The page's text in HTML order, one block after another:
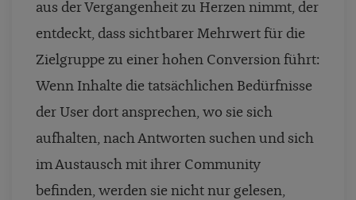
aus der Vergangenheit zu Herzen nimmt, der
entdeckt, dass sichtbarer Mehrwert für die
Zielgruppe zu einer hohen Conversion führt:
Wenn Inhalte die tatsächlichen Bedürfnisse
der User dort ansprechen, wo sie sich
aufhalten, nach Antworten suchen und sich
im Austausch mit ihrer Community
befinden, werden sie nicht nur gelesen,